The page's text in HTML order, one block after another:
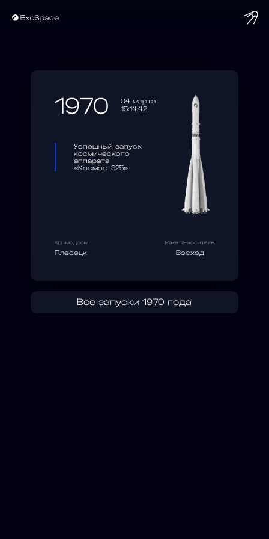
1970
04 марта
15:14:42
Успешный запуск
космического
аппарата
«Космос-325»
Космодром
Плесецк
Ракета-носитель
Восход
Все запуски 1970 года